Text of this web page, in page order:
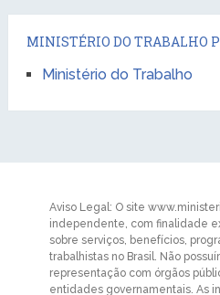
MINISTÉRIO DO TRABALHO
Ministério do Trabalho
Aviso Legal: O site
independente, com finalidade
sobre serviços, benefícios,
trabalhistas no Brasil. Não
representação com órgãos
entidades governamentais. As